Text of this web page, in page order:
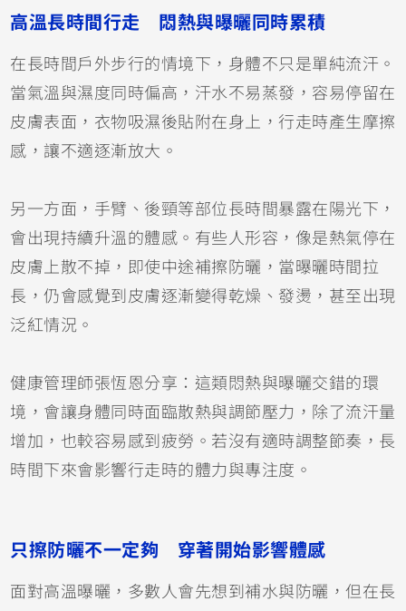
高溫長時間行走 悶熱與曝曬同時累積
在長時間戶外步行的情境下，身體不只是單純流汗。
當氣溫與濕度同時偏高，汗水不易蒸發，容易停留在
皮膚表面，衣物吸濕後貼附在身上，行走時產生摩擦
感，讓不適逐漸放大。
另一方面，手臂、後頸等部位長時間暴露在陽光下，
會出現持續升溫的體感。有些人形容，像是熱氣停在
皮膚上散不掉，即使中途補擦防曬，當曝曬時間拉
長，仍會感覺到皮膚逐漸變得乾燥、發燙，甚至出現
泛紅情況。
健康管理師張恆恩分享：這類悶熱與曝曬交錯的環
境，會讓身體同時面臨散熱與調節壓力，除了流汗量
增加，也較容易感到疲勞。若沒有適時調整節奏，長
時間下來會影響行走時的體力與專注度。
只擦防曬不一定夠 穿著開始影響體感
面對高溫曝曬，多數人會先想到補水與防曬，但在長